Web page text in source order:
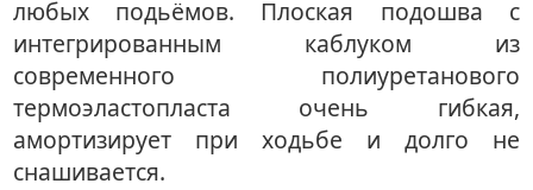
любых подьёмов. Плоская подошва с
интегрированным каблуком из
современного полиуретанового
термоэластопласта очень гибкая,
амортизирует при ходьбе и долго не
снашивается.